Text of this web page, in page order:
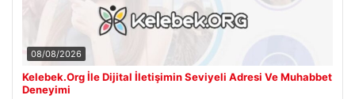
08/08/2026
Kelebek.Org İle Dijital İletişimin Seviyeli Adresi Ve Muhabbet
Deneyimi